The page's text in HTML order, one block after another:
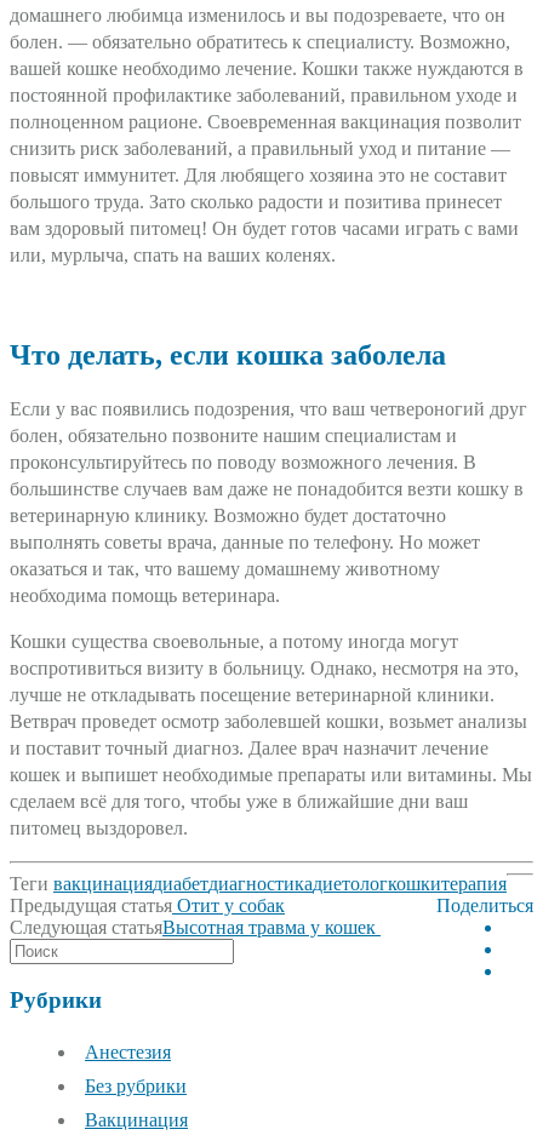
домашнего любимца изменилось и вы подозреваете, что он
болен. — обязательно обратитесь к специалисту. Возможно,
вашей кошке необходимо лечение. Кошки также нуждаются в
постоянной профилактике заболеваний, правильном уходе и
полноценном рационе. Своевременная вакцинация позволит
снизить риск заболеваний, а правильный уход и питание —
повысят иммунитет. Для любящего хозяина это не составит
большого труда. Зато сколько радости и позитива принесет
вам здоровый питомец! Он будет готов часами играть с вами
или, мурлыча, спать на ваших коленях.
Что делать, если кошка заболела
Если у вас появились подозрения, что ваш четвероногий друг
болен, обязательно позвоните нашим специалистам и
проконсультируйтесь по поводу возможного лечения. В
большинстве случаев вам даже не понадобится везти кошку в
ветеринарную клинику. Возможно будет достаточно
выполнять советы врача, данные по телефону. Но может
оказаться и так, что вашему домашнему животному
необходима помощь ветеринара.
Кошки существа своевольные, а потому иногда могут
воспротивиться визиту в больницу. Однако, несмотря на это,
лучше не откладывать посещение ветеринарной клиники.
Ветврач проведет осмотр заболевшей кошки, возьмет анализы
и поставит точный диагноз. Далее врач назначит лечение
кошек и выпишет необходимые препараты или витамины. Мы
сделаем всё для того, чтобы уже в ближайшие дни ваш
питомец выздоровел.
Теги вакцинациядиабетдиагностикадиетологкошкитерапия
Поделиться
Post
navigation
Предыдущая статья Отит у собак
Следующая статьяВысотная травма у кошек
Рубрики
Анестезия
Без рубрики
Вакцинация